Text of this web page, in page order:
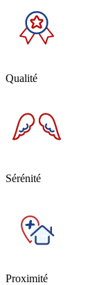
Qualité
Sérénité
Proximité